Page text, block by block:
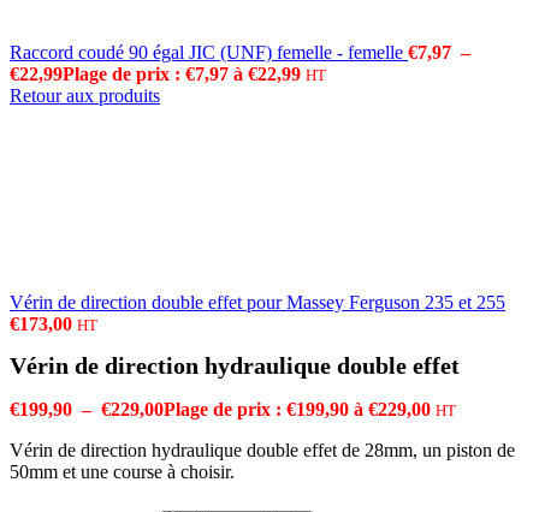
Raccord coudé 90 égal JIC (UNF) femelle - femelle €7,97 –
€22,99Plage de prix : €7,97 à €22,99 HT
Retour aux produits
Vérin de direction double effet pour Massey Ferguson 235 et 255
€173,00 HT
Vérin de direction hydraulique double effet
€199,90 – €229,00Plage de prix : €199,90 à €229,00 HT
Vérin de direction hydraulique double effet de 28mm, un piston de
50mm et une course à choisir.